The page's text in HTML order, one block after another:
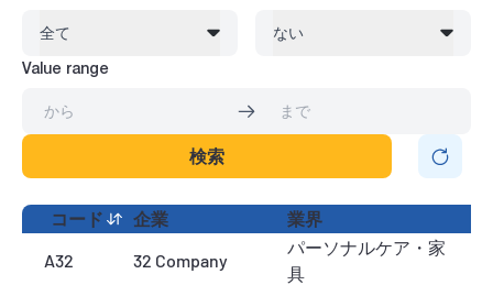
全て ない
Value range
検索
コード 企業
業界
A32
32 Company
パーソナルケア・家
具